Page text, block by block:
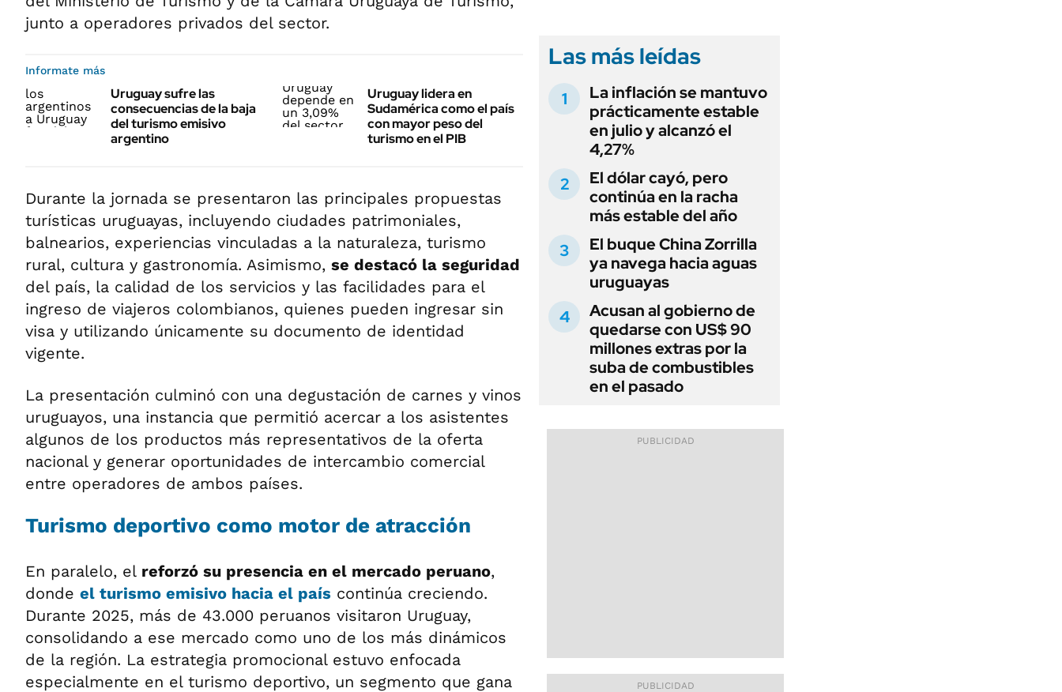
junto a operadores privados del sector.
Informate más
Uruguay sufre las
consecuencias de la baja
del turismo emisivo
argentino
Uruguay lidera en
Sudamérica como el país
con mayor peso del
turismo en el PIB
Durante la jornada se presentaron las principales propuestas
turísticas uruguayas, incluyendo ciudades patrimoniales,
balnearios, experiencias vinculadas a la naturaleza, turismo
rural, cultura y gastronomía. Asimismo, se destacó la seguridad
del país, la calidad de los servicios y las facilidades para el
ingreso de viajeros colombianos, quienes pueden ingresar sin
visa y utilizando únicamente su documento de identidad
vigente.
La presentación culminó con una degustación de carnes y vinos
uruguayos, una instancia que permitió acercar a los asistentes
algunos de los productos más representativos de la oferta
nacional y generar oportunidades de intercambio comercial
entre operadores de ambos países.
Turismo deportivo como motor de atracción
En paralelo, el reforzó su presencia en el mercado peruano,
donde el turismo emisivo hacia el país continúa creciendo.
Durante 2025, más de 43.000 peruanos visitaron Uruguay,
consolidando a ese mercado como uno de los más dinámicos
de la región. La estrategia promocional estuvo enfocada
especialmente en el turismo deportivo, un segmento que gana
Las más leídas
La inflación se mantuvo
prácticamente estable
en julio y alcanzó el
4,27%
El dólar cayó, pero
continúa en la racha
más estable del año
El buque China Zorrilla
ya navega hacia aguas
uruguayas
Acusan al gobierno de
quedarse con US$ 90
millones extras por la
suba de combustibles
en el pasado